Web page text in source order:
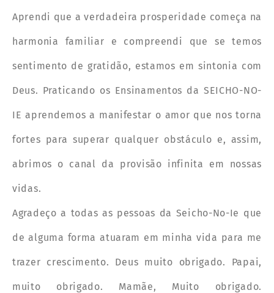
Aprendi que a verdadeira prosperidade começa na
harmonia familiar e compreendi que se temos
sentimento de gratidão, estamos em sintonia com
Deus. Praticando os Ensinamentos da SEICHO-NO-
IE aprendemos a manifestar o amor que nos torna
fortes para superar qualquer obstáculo e, assim,
abrimos o canal da provisão infinita em nossas
vidas.
Agradeço a todas as pessoas da Seicho-No-Ie que
de alguma forma atuaram em minha vida para me
trazer crescimento. Deus muito obrigado. Papai,
muito obrigado. Mamãe, Muito obrigado.